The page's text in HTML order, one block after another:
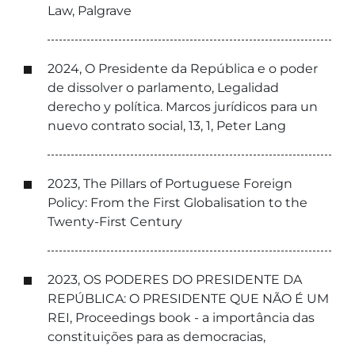
Law, Palgrave
2024, O Presidente da República e o poder
de dissolver o parlamento, Legalidad
derecho y política. Marcos jurídicos para un
nuevo contrato social, 13, 1, Peter Lang
2023, The Pillars of Portuguese Foreign
Policy: From the First Globalisation to the
Twenty-First Century
2023, OS PODERES DO PRESIDENTE DA
REPÚBLICA: O PRESIDENTE QUE NÃO É UM
REI, Proceedings book - a importância das
constituições para as democracias,